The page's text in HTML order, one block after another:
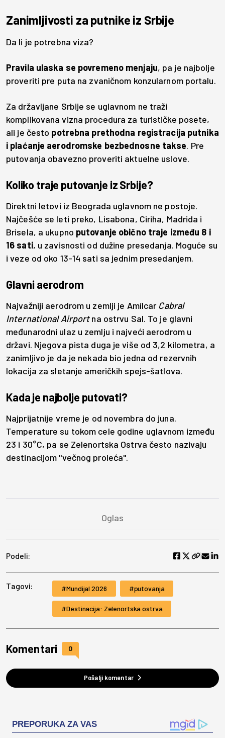
Zanimljivosti za putnike iz Srbije
Da li je potrebna viza?
Pravila ulaska se povremeno menjaju, pa je najbolje
proveriti pre puta na zvaničnom konzularnom portalu.
Za državljane Srbije se uglavnom ne traži
komplikovana vizna procedura za turističke posete,
ali je često potrebna prethodna registracija putnika
i plaćanje aerodromske bezbednosne takse. Pre
putovanja obavezno proveriti aktuelne uslove.
Koliko traje putovanje iz Srbije?
Direktni letovi iz Beograda uglavnom ne postoje.
Najčešće se leti preko, Lisabona, Ciriha, Madrida i
Brisela, a ukupno putovanje obično traje između 8 i
16 sati, u zavisnosti od dužine presedanja. Moguće su
i veze od oko 13-14 sati sa jednim presedanjem.
Glavni aerodrom
Najvažniji aerodrom u zemlji je Amílcar Cabral
International Airportna ostrvu Sal. To je glavni
međunarodni ulaz u zemlju i najveći aerodrom u
državi. Njegova pista duga je više od 3,2 kilometra, a
zanimljivo je da je nekada bio jedna od rezervnih
lokacija za sletanje američkih spejs-šatlova.
Kada je najbolje putovati?
Najprijatnije vreme je od novembra do juna.
Temperature su tokom cele godine uglavnom između
23 i 30°C, pa se Zelenortska Ostrva često nazivaju
destinacijom "večnog proleća".
Podeli:
Tagovi: Mundijal 2026 putovanja
Destinacija: Zelenortska ostrva
Komentari 0
Pošalji komentar
PREPORUKA ZA VAS